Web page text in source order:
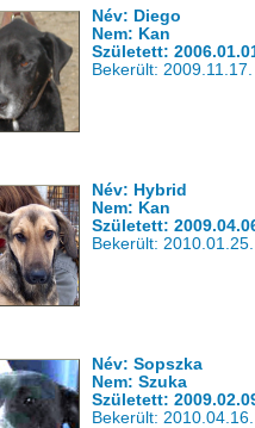
Név: Diego
Nem: Kan
Született:
Bekerült: 2009.11.17.
Név: Hybrid
Nem: Kan
Született:
Bekerült: 2010.01.25.
Név: Sopszka
Nem: Szuka
Született:
Bekerült: 2010.04.16.